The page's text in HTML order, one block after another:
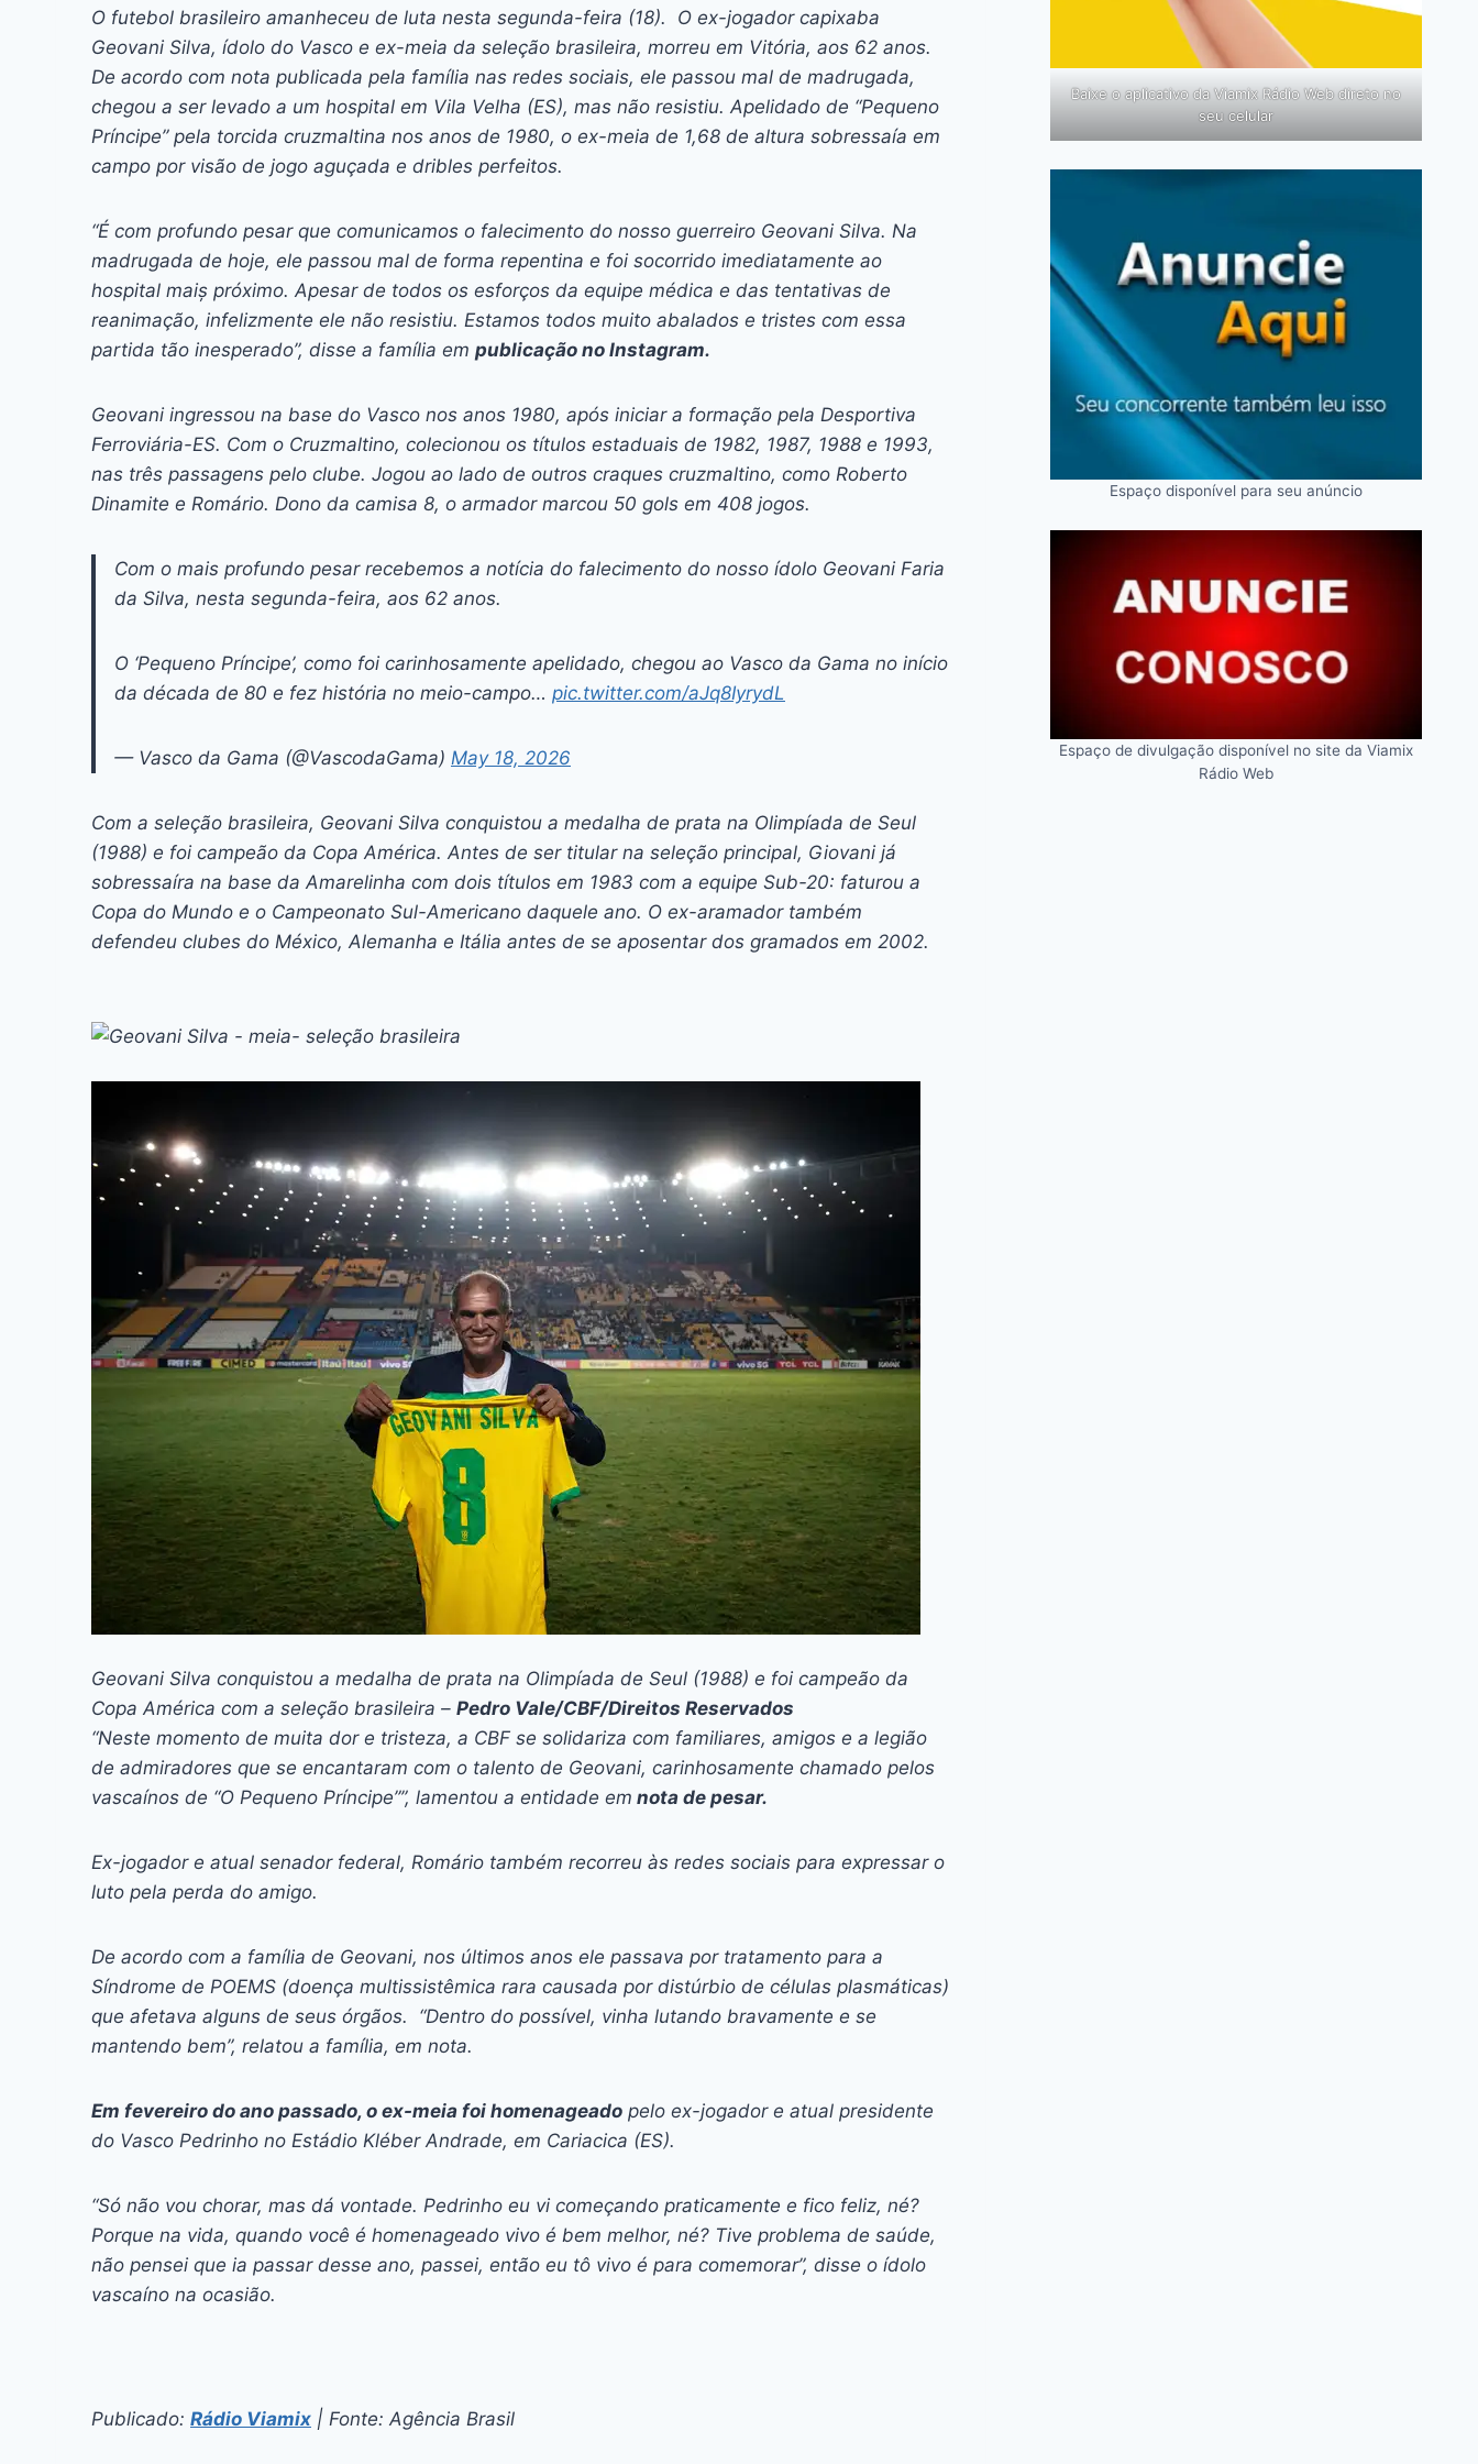
c
e
b
o
o
s
s
e
n
g
at
s
A
p
p
e
a
d
s
itt
er
er
e
st
k
e
dI
n
ai
l
p
y
Li
n
k
O futebol brasileiro amanheceu de luta nesta segunda-feira (18). O ex-jogador capixaba
Geovani Silva, ídolo do Vasco e ex-meia da seleção brasileira, morreu em Vitória, aos 62 anos.
De acordo com nota publicada pela família nas redes sociais, ele passou mal de madrugada,
chegou a ser levado a um hospital em Vila Velha (ES), mas não resistiu. Apelidado de “Pequeno
Príncipe” pela torcida cruzmaltina nos anos de 1980, o ex-meia de 1,68 de altura sobressaía em
campo por visão de jogo aguçada e dribles perfeitos.
“É com profundo pesar que comunicamos o falecimento do nosso guerreiro Geovani Silva. Na
madrugada de hoje, ele passou mal de forma repentina e foi socorrido imediatamente ao
hospital maiș próximo. Apesar de todos os esforços da equipe médica e das tentativas de
reanimação, infelizmente ele não resistiu. Estamos todos muito abalados e tristes com essa
partida tão inesperado”, disse a família em publicação no Instagram.
Geovani ingressou na base do Vasco nos anos 1980, após iniciar a formação pela Desportiva
Ferroviária-ES. Com o Cruzmaltino, colecionou os títulos estaduais de 1982, 1987, 1988 e 1993,
nas três passagens pelo clube. Jogou ao lado de outros craques cruzmaltino, como Roberto
Dinamite e Romário. Dono da camisa 8, o armador marcou 50 gols em 408 jogos.
Com o mais profundo pesar recebemos a notícia do falecimento do nosso ídolo Geovani Faria
da Silva, nesta segunda-feira, aos 62 anos.
O ‘Pequeno Príncipe’, como foi carinhosamente apelidado, chegou ao Vasco da Gama no início
da década de 80 e fez história no meio-campo… pic.twitter.com/aJq8IyrydL
— Vasco da Gama (@VascodaGama) May 18, 2026
Com a seleção brasileira, Geovani Silva conquistou a medalha de prata na Olimpíada de Seul
(1988) e foi campeão da Copa América. Antes de ser titular na seleção principal, Giovani já
sobressaíra na base da Amarelinha com dois títulos em 1983 com a equipe Sub-20: faturou a
Copa do Mundo e o Campeonato Sul-Americano daquele ano. O ex-aramador também
defendeu clubes do México, Alemanha e Itália antes de se aposentar dos gramados em 2002.
Geovani Silva conquistou a medalha de prata na Olimpíada de Seul (1988) e foi campeão da
Copa América com a seleção brasileira – Pedro Vale/CBF/Direitos Reservados
“Neste momento de muita dor e tristeza, a CBF se solidariza com familiares, amigos e a legião
de admiradores que se encantaram com o talento de Geovani, carinhosamente chamado pelos
vascaínos de “O Pequeno Príncipe””, lamentou a entidade em nota de pesar.
Ex-jogador e atual senador federal, Romário também recorreu às redes sociais para expressar o
luto pela perda do amigo.
De acordo com a família de Geovani, nos últimos anos ele passava por tratamento para a
Síndrome de POEMS (doença multissistêmica rara causada por distúrbio de células plasmáticas)
que afetava alguns de seus órgãos. “Dentro do possível, vinha lutando bravamente e se
mantendo bem”, relatou a família, em nota.
Em fevereiro do ano passado, o ex-meia foi homenageado pelo ex-jogador e atual presidente
do Vasco Pedrinho no Estádio Kléber Andrade, em Cariacica (ES).
“Só não vou chorar, mas dá vontade. Pedrinho eu vi começando praticamente e fico feliz, né?
Porque na vida, quando você é homenageado vivo é bem melhor, né? Tive problema de saúde,
não pensei que ia passar desse ano, passei, então eu tô vivo é para comemorar”, disse o ídolo
vascaíno na ocasião.
Publicado: Rádio Viamix | Fonte: Agência Brasil
Baixe o aplicativo da Viamix Rádio Web direto no
seu celular
Espaço disponível para seu anúncio
Espaço de divulgação disponível no site da Viamix
Rádio Web